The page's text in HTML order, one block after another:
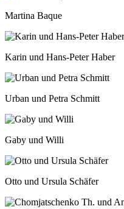
Martina Baque
Karin und Hans-Peter Haber
Urban und Petra Schmitt
Gaby und Willi
Otto und Ursula Schäfer